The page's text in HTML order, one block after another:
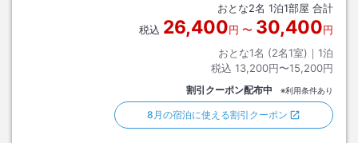
おとな2名 1泊1部屋 合計
税込 26,400円 〜 30,400円
おとな1名 (2名1室)｜ 1泊
税込 13,200円〜15,200円
割引クーポン配布中 ※利用条件あり
8月の宿泊に使える割引クーポン